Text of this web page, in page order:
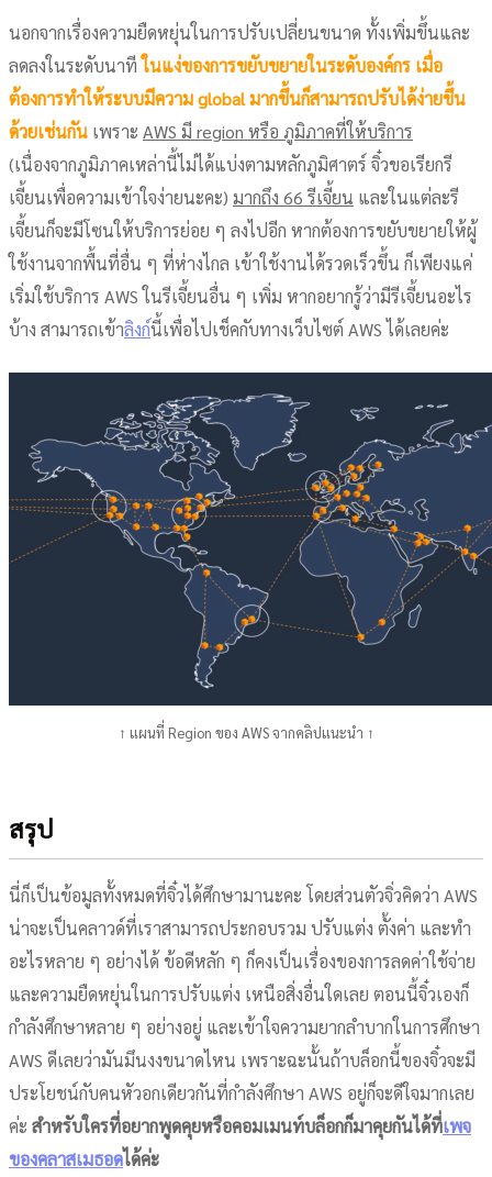
นอกจากเรื่องความยืดหยุ่นในการปรับเปลี่ยนขนาด ทั้งเพิ่มขึ้นและ
ลดลงในระดับนาทีในแง่ของการขยับขยายในระดับองค์กร เมื่อ
ต้องการทำให้ระบบมีความ global มากขึ้นก็สามารถปรับได้ง่ายขึ้น
ด้วยเช่นกัน เพราะ AWS มี region หรือ ภูมิภาคที่ให้บริการ
(เนื่องจากภูมิภาคเหล่านี้ไม่ได้แบ่งตามหลักภูมิศาตร์ จิ๋วขอเรียกรี
เจี้ยนเพื่อความเข้าใจง่ายนะคะ) มากถึง 66 รีเจี้ยน และในแต่ละรี
เจี้ยนก็จะมีโซนให้บริการย่อย ๆ ลงไปอีก หากต้องการขยับขยายให้ผู้
ใช้งานจากพื้นที่อื่น ๆ ที่ห่างไกล เข้าใช้งานได้รวดเร็วขึ้น ก็เพียงแค่
เริ่มใช้บริการ AWS ในรีเจี้ยนอื่น ๆ เพิ่ม หากอยากรู้ว่ามีรีเจี้ยนอะไร
บ้าง สามารถเข้าลิงก์นี้เพื่อไปเช็คกับทางเว็บไซต์ AWS ได้เลยค่ะ
↑ แผนที่ Region ของ AWS จากคลิปแนะนำ ↑
สรุป
นี่ก็เป็นข้อมูลทั้งหมดที่จิ๋วได้ศึกษามานะคะ โดยส่วนตัวจิ่วคิดว่า AWS
น่าจะเป็นคลาวด์ที่เราสามารถประกอบรวม ปรับแต่ง ตั้งค่า และทำ
อะไรหลาย ๆ อย่างได้ ข้อดีหลัก ๆ ก็คงเป็นเรื่องของการลดค่าใช้จ่าย
และความยืดหยุ่นในการปรับแต่ง เหนือสิ่งอื่นใดเลย ตอนนี้จิ๋วเองก็
กำลังศึกษาหลาย ๆ อย่างอยู่ และเข้าใจความยากลำบากในการศึกษา
AWS ดีเลยว่ามันมึนงงขนาดไหน เพราะฉะนั้นถ้าบล็อกนี้ของจิ๋วจะมี
ประโยชน์กับคนหัวอกเดียวกันที่กำลังศึกษา AWS อยู่ก็จะดีใจมากเลย
ค่ะ สำหรับใครที่อยากพูดคุยหรือคอมเมนท์บล็อกก็มาคุยกันได้ที่เพจ
ของคลาสเมธอดได้ค่ะ